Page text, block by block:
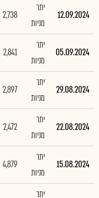
12.09.2024
יתר
מניות
2,738
05.09.2024
יתר
מניות
2,841
29.08.2024
יתר
מניות
2,897
22.08.2024
יתר
מניות
2,472
15.08.2024
יתר
מניות
4,879
יתר